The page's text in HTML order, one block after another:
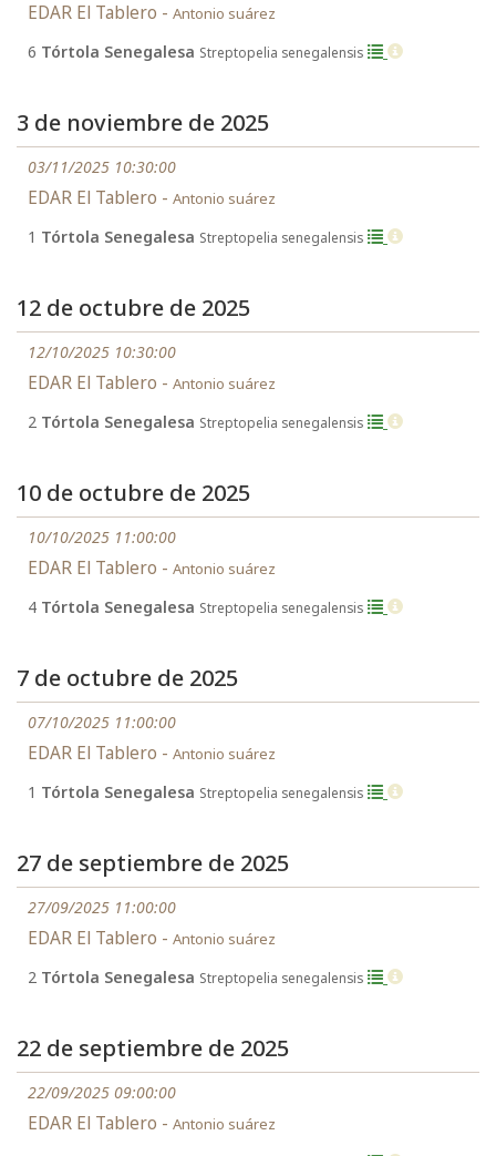
EDAR El Tablero - Antonio suárez
6 Tórtola Senegalesa Streptopelia senegalensis
3 de noviembre de 2025
03/11/2025 10:30:00
EDAR El Tablero - Antonio suárez
1 Tórtola Senegalesa Streptopelia senegalensis
12 de octubre de 2025
12/10/2025 10:30:00
EDAR El Tablero - Antonio suárez
2 Tórtola Senegalesa Streptopelia senegalensis
10 de octubre de 2025
10/10/2025 11:00:00
EDAR El Tablero - Antonio suárez
4 Tórtola Senegalesa Streptopelia senegalensis
7 de octubre de 2025
07/10/2025 11:00:00
EDAR El Tablero - Antonio suárez
1 Tórtola Senegalesa Streptopelia senegalensis
27 de septiembre de 2025
27/09/2025 11:00:00
EDAR El Tablero - Antonio suárez
2 Tórtola Senegalesa Streptopelia senegalensis
22 de septiembre de 2025
22/09/2025 09:00:00
EDAR El Tablero - Antonio suárez